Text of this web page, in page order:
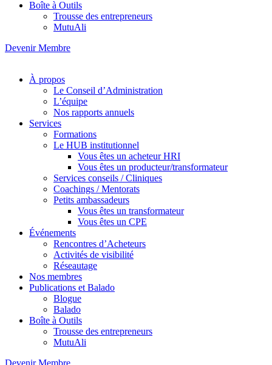
Boîte à Outils
Trousse des entrepreneurs
MutuAli
Devenir Membre
À propos
Le Conseil d’Administration
L’équipe
Nos rapports annuels
Services
Formations
Le HUB institutionnel
Vous êtes un acheteur HRI
Vous êtes un producteur/transformateur
Services conseils / Cliniques
Coachings / Mentorats
Petits ambassadeurs
Vous êtes un transformateur
Vous êtes un CPE
Événements
Rencontres d’Acheteurs
Activités de visibilité
Réseautage
Nos membres
Publications et Balado
Blogue
Balado
Boîte à Outils
Trousse des entrepreneurs
MutuAli
Devenir Membre